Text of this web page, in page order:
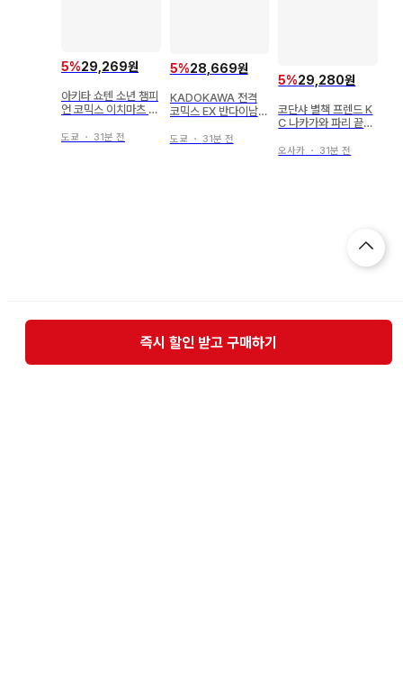
5%29,269원
아키타 쇼텐 소년 챔피
언 코믹스 이치마츠 케
~A급 파티를 추방당
도쿄 ・ 31분 전
5%28,669원
KADOKAWA 전격
코믹스 EX 반다이남코
마스터 신데렐라 걸스
도쿄 ・ 31분 전
5%29,280원
코단샤 별책 프렌드 K
C 나카가와 파리 끝까
인데 3
오사카 ・ 31분 전
즉시 할인 받고 구매하기